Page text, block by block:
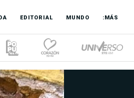
EDITORIAL MUNDO :MÁS